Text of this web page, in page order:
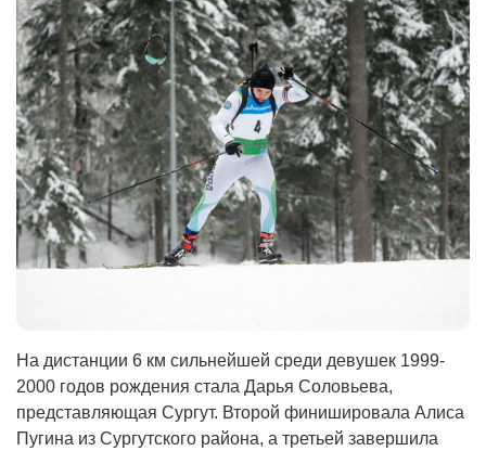
На дистанции 6 км сильнейшей среди девушек 1999-
2000 годов рождения стала Дарья Соловьева,
представляющая Сургут. Второй финишировала Алиса
Пугина из Сургутского района, а третьей завершила